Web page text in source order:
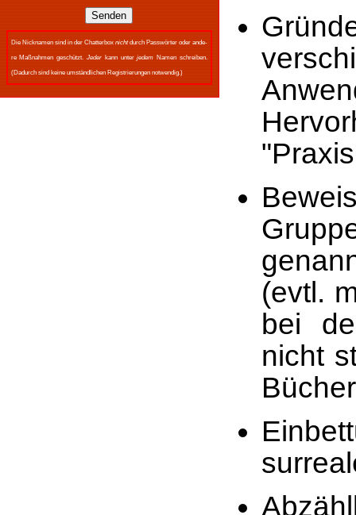
Die Nick­namen sind in der Chat­ter­box nichtdurch Passwör­ter oder an­de­
re Maßnah­men ge­schützt.Je­der kann un­terje­dem Na­men schrei­ben.
(Da­durch sind keine um­ständ­lichen Re­gis­trie­rungen not­wen­dig.)
(evtl.
bei
nicht